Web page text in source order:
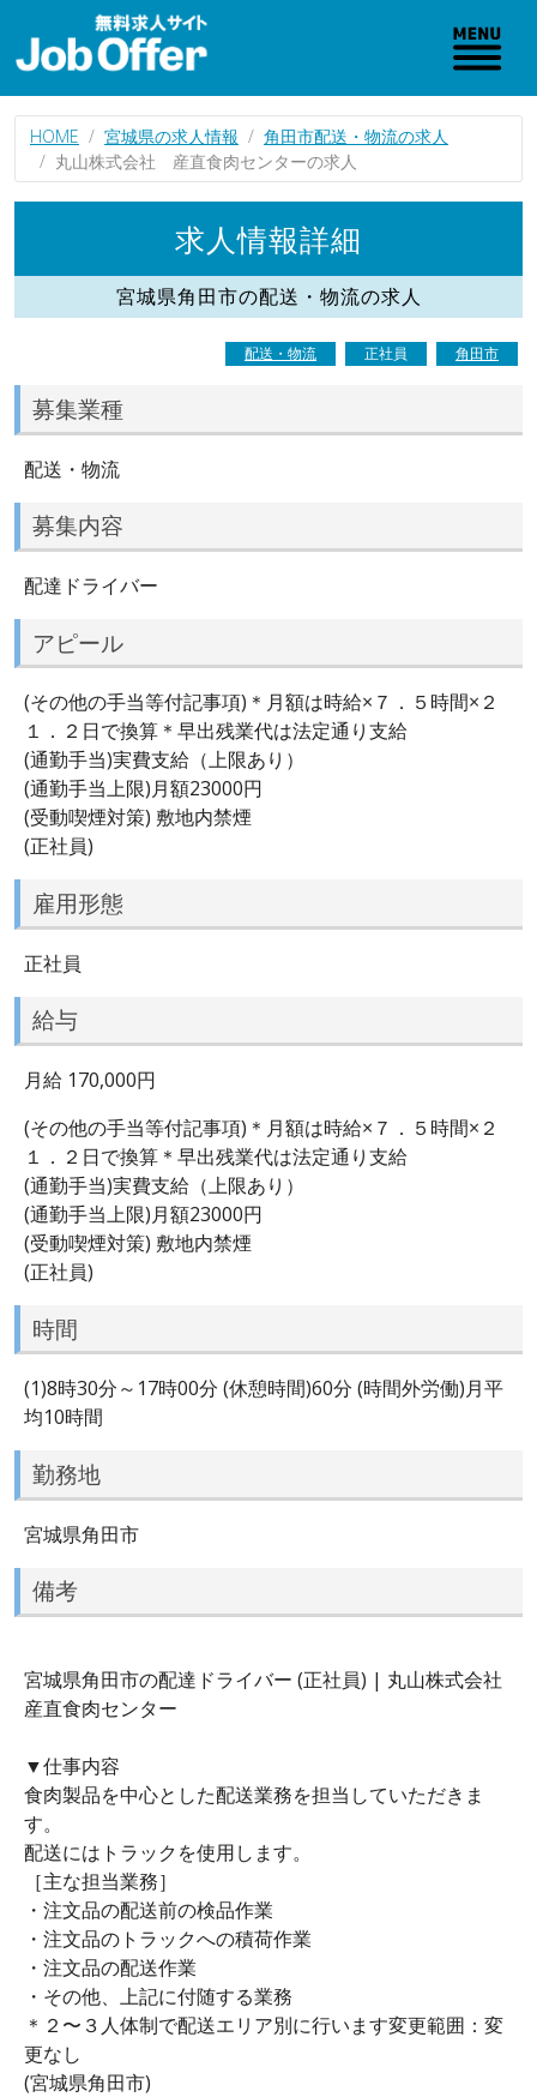
HOME 宮城県の求人情報
角田市配送・物流の求人
丸山株式会社 産直食肉センターの求人
求人情報詳細
宮城県角田市の配送・物流の求人
配送・物流 正社員 角田市
募集業種
配送・物流
募集内容
配達ドライバー
アピール
(その他の手当等付記事項)＊月額は時給×７．５時間×２
１．２日で換算＊早出残業代は法定通り支給
(通勤手当)実費支給（上限あり）
(通勤手当上限)月額23000円
(受動喫煙対策) 敷地内禁煙
(正社員)
雇用形態
正社員
給与
月給 170,000円
(その他の手当等付記事項)＊月額は時給×７．５時間×２
１．２日で換算＊早出残業代は法定通り支給
(通勤手当)実費支給（上限あり）
(通勤手当上限)月額23000円
(受動喫煙対策) 敷地内禁煙
(正社員)
時間
(1)8時30分～17時00分 (休憩時間)60分 (時間外労働)月平
均10時間
勤務地
宮城県角田市
備考
宮城県角田市の配達ドライバー (正社員) | 丸山株式会社
産直食肉センター
▼仕事内容
食肉製品を中心とした配送業務を担当していただきま
す。
配送にはトラックを使用します。
［主な担当業務］
・注文品の配送前の検品作業
・注文品のトラックへの積荷作業
・注文品の配送作業
・その他、上記に付随する業務
＊２〜３人体制で配送エリア別に行います変更範囲：変
更なし
(宮城県角田市)